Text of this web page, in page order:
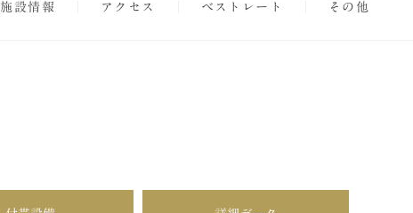
施設情報 アクセス ベストレート その他